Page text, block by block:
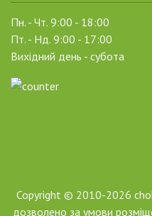
Пн. - Чт. 9:00 - 18:00
Пт. - Нд. 9:00 - 17:00
Вихідний день - субота
Copyright © 2010-2026
дозволено за умови